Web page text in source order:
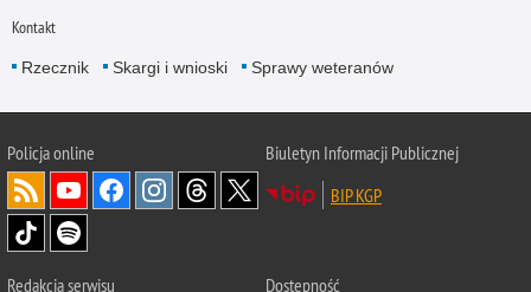
Kontakt
Rzecznik Skargi i wnioski Sprawy weteranów
Policjaonline
Biuletyn Informacji Publicznej
BIP KGP
Redakcja serwisu Dostępność